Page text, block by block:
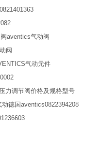
aventics气动阀
阀
气动元件
力调节阀价格及规格型号
德国aventics0822394208